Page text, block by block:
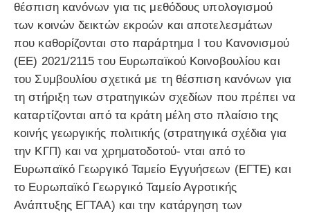
θέσπιση κανόνων για τις μεθόδους υπολογισμού
των κοινών δεικτών εκροών και αποτελεσμάτων
που καθορίζονται στο παράρτημα I του Κανονισμού
(ΕΕ) 2021/2115 του Ευρωπαϊκού Κοινοβουλίου και
του Συμβουλίου σχετικά με τη θέσπιση κανόνων για
τη στήριξη των στρατηγικών σχεδίων που πρέπει να
καταρτίζονται από τα κράτη μέλη στο πλαίσιο της
κοινής γεωργικής πολιτικής (στρατηγικά σχέδια για
την ΚΓΠ) και να χρηματοδοτού- νται από το
Ευρωπαϊκό Γεωργικό Ταμείο Εγγυήσεων (ΕΓΤΕ) και
το Ευρωπαϊκό Γεωργικό Ταμείο Αγροτικής
Ανάπτυξης ΕΓΤΑΑ) και την κατάργηση των